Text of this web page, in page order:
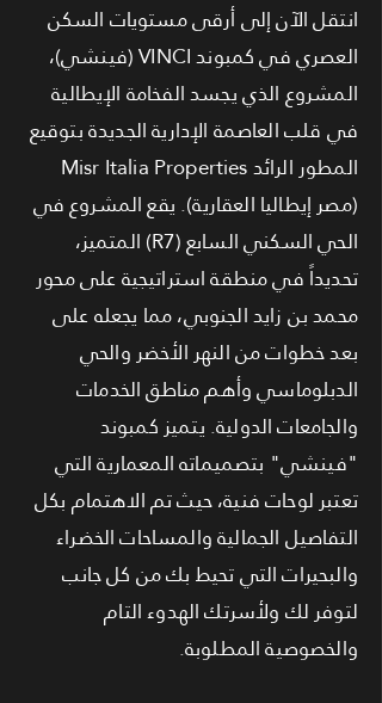
انتقل الآن إلى أرقى مستويات السكن
العصري في كمبوند VINCI (فينشي)،
المشروع الذي يجسد الفخامة الإيطالية
في قلب العاصمة الإدارية الجديدة بتوقيع
المطور الرائد Misr Italia Properties
(مصر إيطاليا العقارية). يقع المشروع في
الحي السكني السابع (R7) المتميز،
تحديداً في منطقة استراتيجية على محور
محمد بن زايد الجنوبي، مما يجعله على
بعد خطوات من النهر الأخضر والحي
الدبلوماسي وأهم مناطق الخدمات
والجامعات الدولية. يتميز كمبوند
"فينشي" بتصميماته المعمارية التي
تعتبر لوحات فنية، حيث تم الاهتمام بكل
التفاصيل الجمالية والمساحات الخضراء
والبحيرات التي تحيط بك من كل جانب
لتوفر لك ولأسرتك الهدوء التام
والخصوصية المطلوبة.